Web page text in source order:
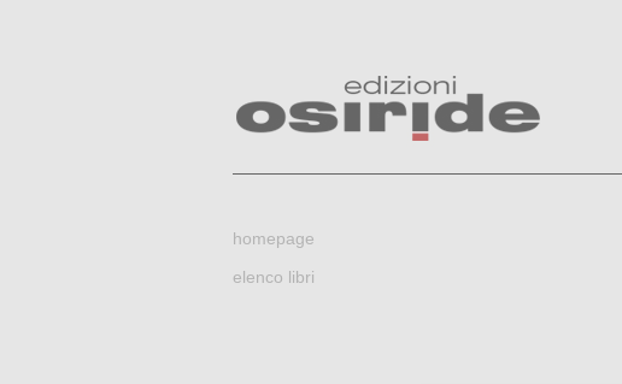
homepage
elenco libri